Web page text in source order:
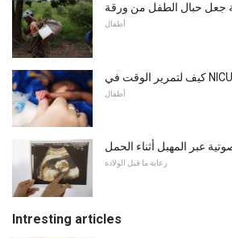
جعل حبال الطفل من ورقة
أطفال
كيف لتمرير الوقت في NICU
أطفال
عبر المهبل أثناء الحمل
رعاية ما قبل الولادة
Intresting articles